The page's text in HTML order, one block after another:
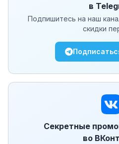
в
Подпишитесь на наш
скидки
Секретные
во